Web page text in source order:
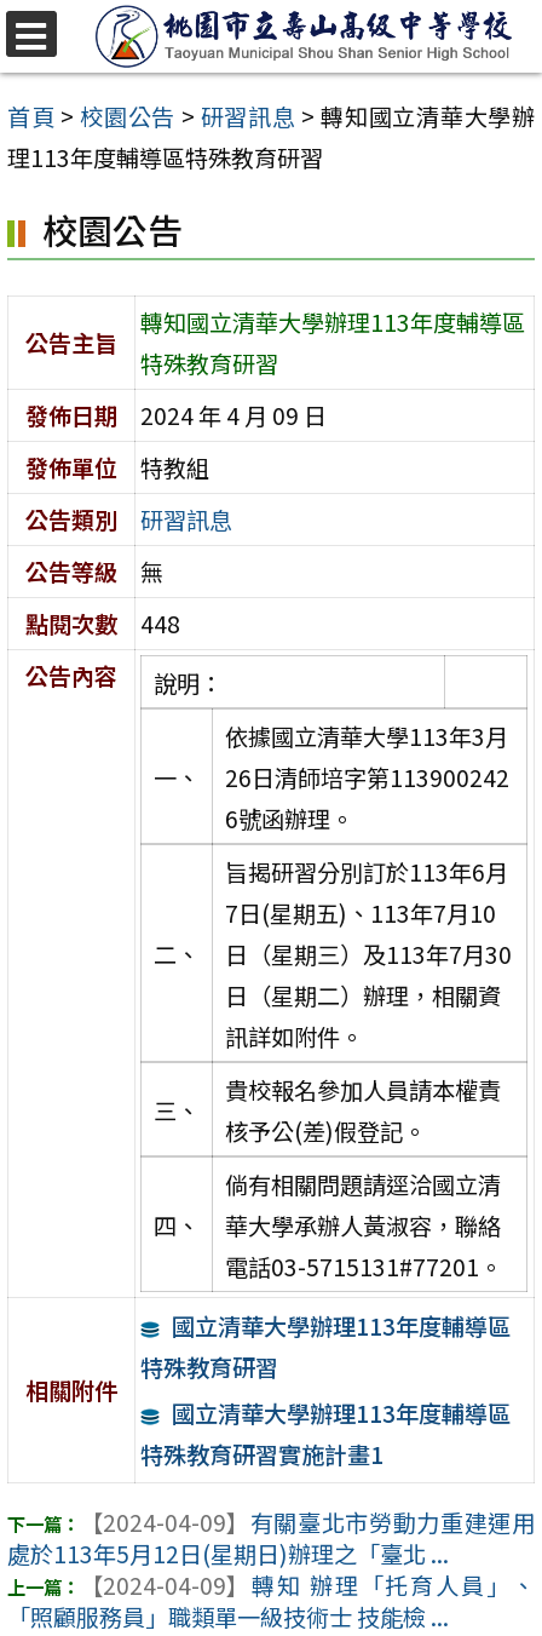
跳
至
主
要
容
區
首頁 > 校園公告 > 研習訊息 > 轉知國立清華大學辦
理113年度輔導區特殊教育研習
校園公告
公告主旨
轉知國立清華大學辦理113年度輔導區
特殊教育研習
發佈日期
2024 年 4 月 09 日
發佈單位
特教組
公告類別
研習訊息
公告等級
無
點閱次數
448
公告內容
說明：
一、
依據國立清華大學113年3月
26日清師培字第113900242
6號函辦理。
二、
旨揭研習分別訂於113年6月
7日(星期五)、113年7月10
日（星期三）及113年7月30
日（星期二）辦理，相關資
訊詳如附件。
三、
貴校報名參加人員請本權責
核予公(差)假登記。
四、
倘有相關問題請逕洽國立清
華大學承辦人黃淑容，聯絡
電話03-5715131#77201。
相關附件
國立清華大學辦理113年度輔導區
特殊教育研習
國立清華大學辦理113年度輔導區
特殊教育研習實施計畫1
【2024-04-09】 有關臺北市勞動力重建運用
處於113年5月12日(星期日)辦理之「臺北 ...
【2024-04-09】 轉知 辦理「托育人員」、
「照顧服務員」職類單一級技術士 技能檢 ...
選
單